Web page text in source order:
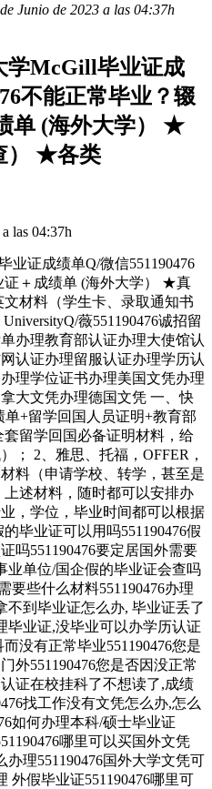
Junio de 2023 a las 04:37h
学McGill毕业证成
不能正常毕业？辍
单 (海外大学） ★
） ★各类
las 04:37h
业证成绩单Q/微信551190476
＋成绩单 (海外大学） ★真
材料（学生卡、录取通知书
薇551190476诚招留
办理教育部认证办理大使馆认
认证办理留服认证办理学历认
理学位证书办理美国文凭办理
大文凭办理德国文凭 一、快
+留学回国人员证明+教育部
留学回国必备证明材料，给
； 2、雅思、托福，OFFER，
料（申请学校、转学，甚至是
述材料，随时都可以安排办
，学位，毕业时间都可以根据
毕业证可以用吗551190476假
吗551190476要定居国外需要
业单位/国企假的毕业证会查吗
要些什么材料551190476办理
不到毕业证怎么办, 毕业证丢了
毕业证,没毕业可以办学历认证
没有正常毕业551190476您是
外551190476您是否因没正常
证在校挂科了不想读了,成绩
找工作没有文凭怎么办,怎么
如何办理本科/硕士毕业证
哪里可以买国外文凭
办理551190476国外大学文凭可
外假毕业证551190476哪里可